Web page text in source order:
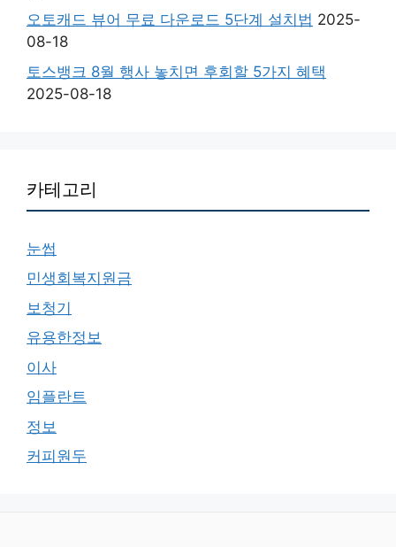
오토캐드 뷰어 무료 다운로드 5단계 설치법 2025-
08-18
토스뱅크 8월 행사 놓치면 후회할 5가지 혜택
2025-08-18
카테고리
눈썹
민생회복지원금
보청기
유용한정보
이사
임플란트
정보
커피원두